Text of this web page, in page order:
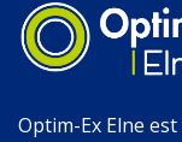
Optim-Ex Elne